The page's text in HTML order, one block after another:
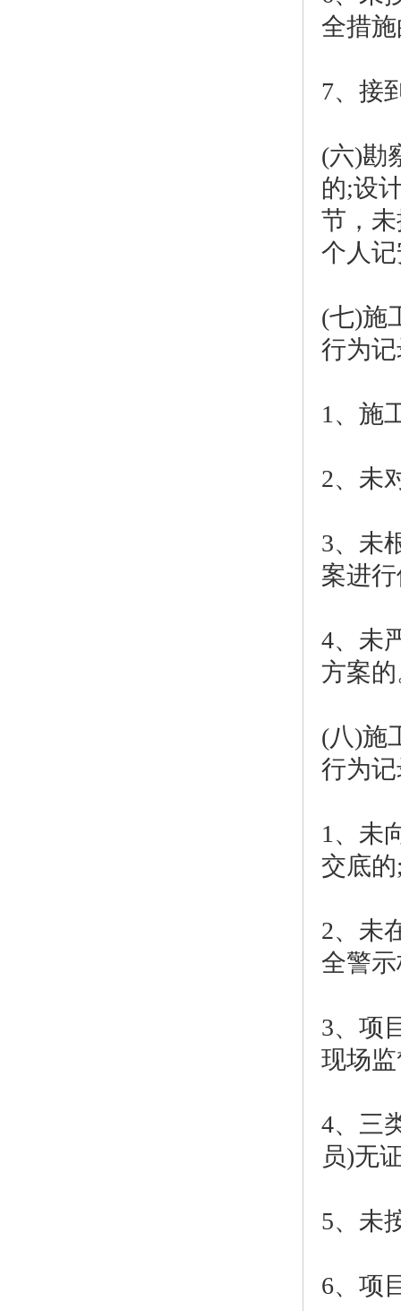
全措
7、接
(六)勘
的;设
节，
个人
(七)施
行为
1、施
2、未
3、未
案进
4、未
方案
(八)施
行为
1、未
交底
2、未
全警
3、项
现场
4、三
员)无
5、未
6、项